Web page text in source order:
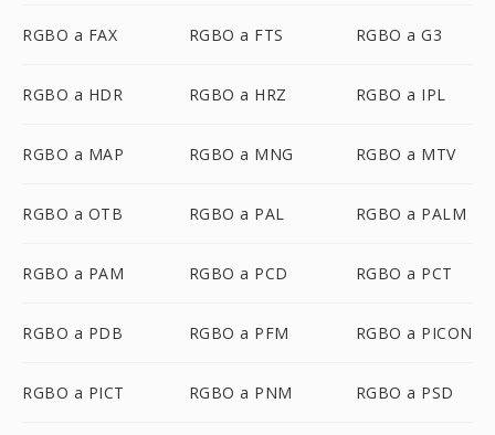
RGBO a FAX RGBO a FTS RGBO a G3
RGBO a HDR RGBO a HRZ RGBO a IPL
RGBO a MAP RGBO a MNG RGBO a MTV
RGBO a OTB RGBO a PAL RGBO a PALM
RGBO a PAM RGBO a PCD RGBO a PCT
RGBO a PDB RGBO a PFM RGBO a PICON
RGBO a PICT RGBO a PNM RGBO a PSD